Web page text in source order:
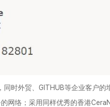
同时外贸、GITHUB等企业客户
网络；采用同样优秀的香港